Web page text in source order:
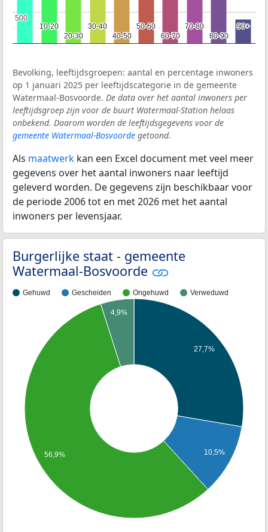
10-20
10-20
20-30
20-30
30-40
30-40
40-50
40-50
50-60
50-60
60-70
60-70
70-80
70-80
80-90
80-90
90+
90+
500
500
Bevolking, leeftijdsgroepen: aantal en percentage inwoners
op 1 januari 2025 per leeftijdscategorie in de gemeente
Watermaal-Bosvoorde. De data over het aantal inwoners per
leeftijdsgroep zijn voor de buurt Watermaal-Station helaas
onbekend. Daarom worden de leeftijdsgegevens voor de
gemeente Watermaal-Bosvoorde getoond.
Als maatwerk kan een Excel document met veel meer
gegevens over het aantal inwoners naar leeftijd
geleverd worden. De gegevens zijn beschikbaar voor
de periode 2006 tot en met 2026 met het aantal
inwoners per levensjaar.
Burgerlijke staat - gemeente
Watermaal-Bosvoorde
Gehuwd Gescheiden Ongehuwd Verweduwd
27,7%
10,5%
4,9%
56,9%